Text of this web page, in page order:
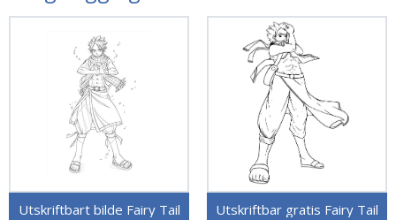
Utskriftbart bilde Fairy Tail Utskriftbar gratis Fairy Tail